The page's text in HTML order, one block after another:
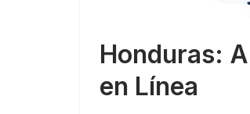
Honduras:
en Línea